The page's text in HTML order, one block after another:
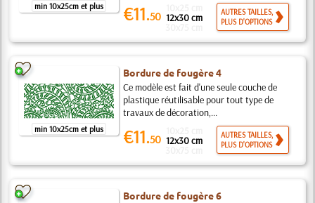
min 10x25cm et plus €11.50 12x30 cm
AUTRES TAILLES,
PLUS D'OPTIONS
min 10x25cm et plus
Bordure de fougère 4
Ce modèle est fait d'une seule couche de
plastique réutilisable pour tout type de
travaux de décoration,...
€11.50 12x30 cm
AUTRES TAILLES,
PLUS D'OPTIONS
Bordure de fougère 6